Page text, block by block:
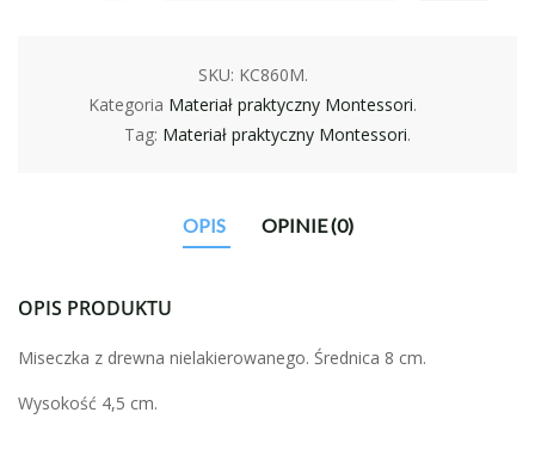
SKU: KC860M.
Kategoria Materiał praktyczny Montessori.
Tag: Materiał praktyczny Montessori.
OPIS OPINIE (0)
OPIS PRODUKTU
Miseczka z drewna nielakierowanego. Średnica 8 cm.
Wysokość 4,5 cm.